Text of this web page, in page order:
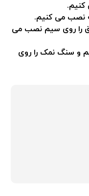
کنیم.
نصب می کنیم.
را روی سیم نصب می
و سنگ نمک را روی